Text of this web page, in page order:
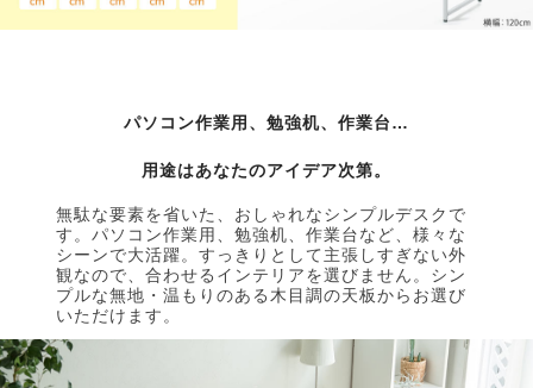
パソコン作業用、勉強机、作業台…
用途はあなたのアイデア次第。
無駄な要素を省いた、おしゃれなシンプルデスクで
す。パソコン作業用、勉強机、作業台など、様々な
シーンで大活躍。すっきりとして主張しすぎない外
観なので、合わせるインテリアを選びません。シン
プルな無地・温もりのある木目調の天板からお選び
いただけます。